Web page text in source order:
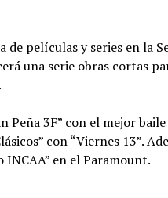
películas y series en la
una serie obras cortas
Peña 3F” con el mejor
con “Viernes 13”.
INCAA” en el Paramount.